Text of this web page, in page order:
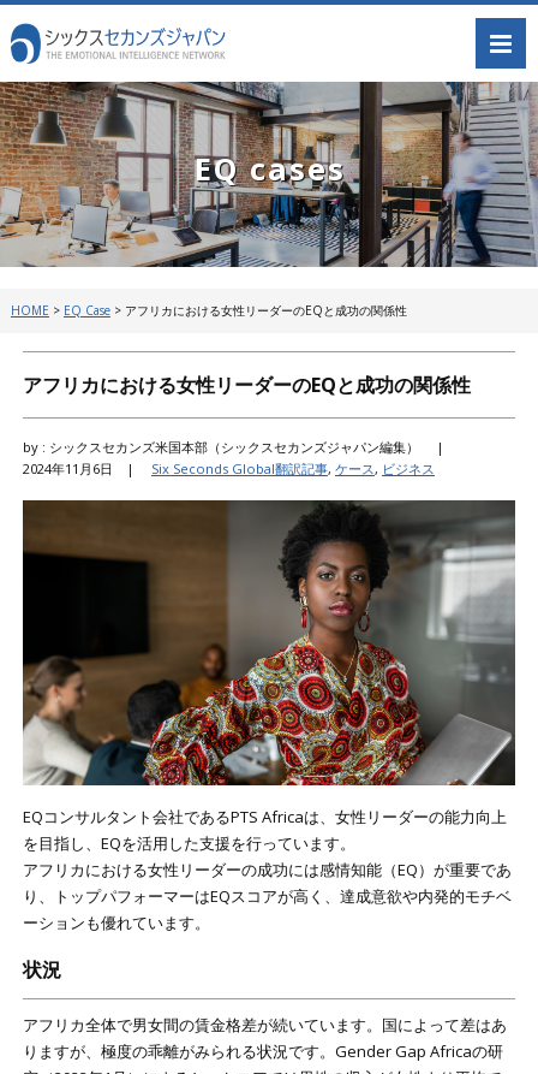
EQ cases
HOME > EQ Case> アフリカにおける女性リーダーのEQと成功の関係性
アフリカにおける女性リーダーのEQと成功の関係性
by : シックスセカンズ米国本部（シックスセカンズジャパン編集） |
2024年11月6日 |
Six Seconds Global翻訳記事, ケース, ビジネス
EQコンサルタント会社であるPTS Africaは、女性リーダーの能力向上
を目指し、EQを活用した支援を行っています。
アフリカにおける女性リーダーの成功には感情知能（EQ）が重要であ
り、トップパフォーマーはEQスコアが高く、達成意欲や内発的モチベ
ーションも優れています。
状況
アフリカ全体で男女間の賃金格差が続いています。国によって差はあ
りますが、極度の乖離がみられる状況です。Gender Gap Africaの研